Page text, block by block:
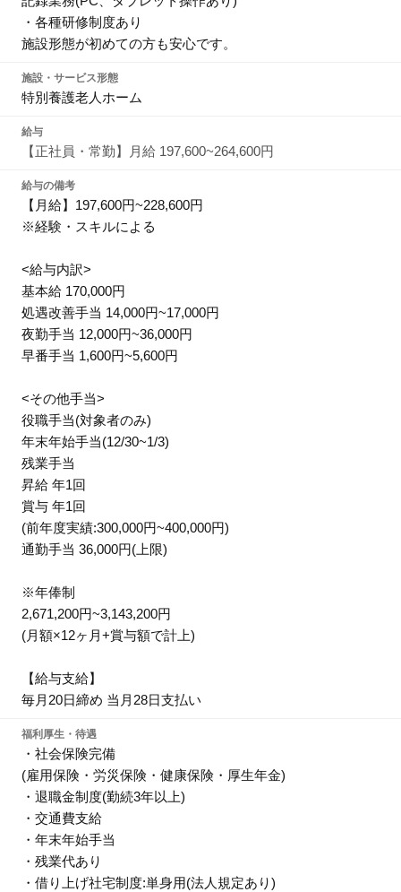
・各種研修制度あり
施設形態が初めての方も安心です。
施設・サービス形態
特別養護老人ホーム
給与
【正社員・常勤】月給 197,600~264,600円
給与の備考
【月給】197,600円~228,600円
※経験・スキルによる
<給与内訳>
基本給 170,000円
処遇改善手当 14,000円~17,000円
夜勤手当 12,000円~36,000円
早番手当 1,600円~5,600円
<その他手当>
役職手当(対象者のみ)
年末年始手当(12/30~1/3)
残業手当
昇給 年1回
賞与 年1回
(前年度実績:300,000円~400,000円)
通勤手当 36,000円(上限)
※年俸制
2,671,200円~3,143,200円
(月額×12ヶ月+賞与額で計上)
【給与支給】
毎月20日締め 当月28日支払い
福利厚生・待遇
・社会保険完備
(雇用保険・労災保険・健康保険・厚生年金)
・退職金制度(勤続3年以上)
・交通費支給
・年末年始手当
・残業代あり
・借り上げ社宅制度:単身用(法人規定あり)